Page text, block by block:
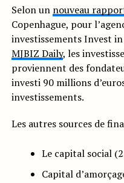
Selon un nouveau
Copenhague, pour
investissements Invest in
MJBIZ Daily, les
proviennent des
investi 90 millions
investissements.
Les autres sources de
Le capital social
Capital